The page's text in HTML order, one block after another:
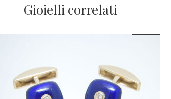
Gioielli correlati